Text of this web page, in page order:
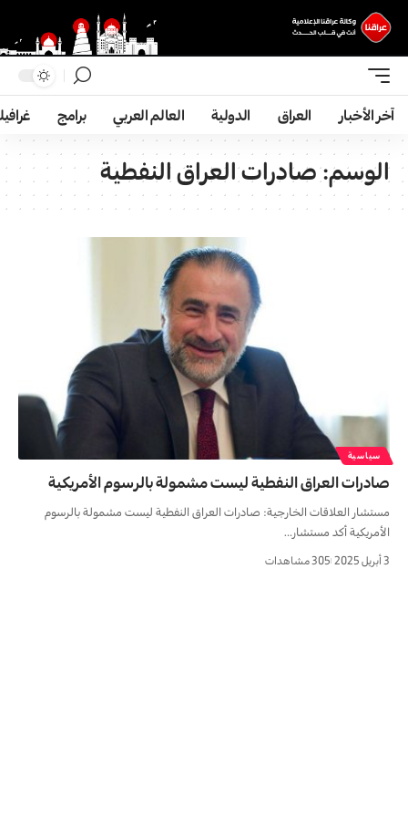
آخر الأخبار العراق الدولية العالم العربي برامج
الوسم:صادرات العراق النفطية
سياسية
صادرات العراق النفطية ليست مشمولة بالرسوم الأمريكية
مستشار العلاقات الخارجية: صادرات العراق النفطية ليست مشمولة بالرسوم
الأمريكية أكد مستشار…
3 أبريل 2025 305 مشاهدات